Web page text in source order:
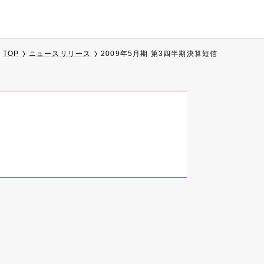
TOP ニュースリリース 2009年5月期 第3四半期決算短信